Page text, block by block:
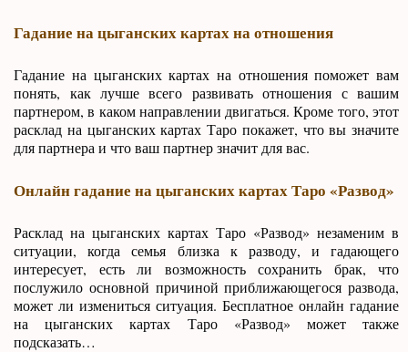
Гадание на цыганских картах на отношения
Гадание на цыганских картах на отношения поможет вам
понять, как лучше всего развивать отношения с вашим
партнером, в каком направлении двигаться. Кроме того, этот
расклад на цыганских картах Таро покажет, что вы значите
для партнера и что ваш партнер значит для вас.
Онлайн гадание на цыганских картах Таро «Развод»
Расклад на цыганских картах Таро «Развод» незаменим в
ситуации, когда семья близка к разводу, и гадающего
интересует, есть ли возможность сохранить брак, что
послужило основной причиной приближающегося развода,
может ли измениться ситуация. Бесплатное онлайн гадание
на цыганских картах Таро «Развод» может также
подсказать…